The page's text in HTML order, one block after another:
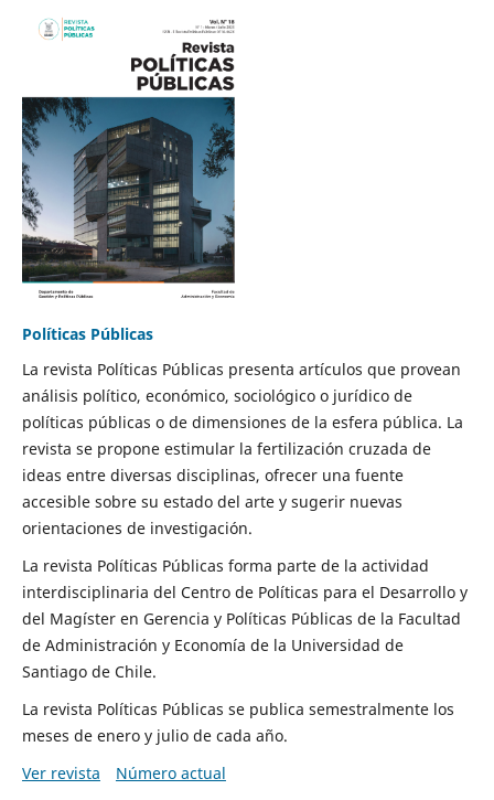
Políticas Públicas
La revista Políticas Públicas presenta artículos que provean
análisis político, económico, sociológico o jurídico de
políticas públicas o de dimensiones de la esfera pública. La
revista se propone estimular la fertilización cruzada de
ideas entre diversas disciplinas, ofrecer una fuente
accesible sobre su estado del arte y sugerir nuevas
orientaciones de investigación.
La revista Políticas Públicas forma parte de la actividad
interdisciplinaria del Centro de Políticas para el Desarrollo y
del Magíster en Gerencia y Políticas Públicas de la Facultad
de Administración y Economía de la Universidad de
Santiago de Chile.
La revista Políticas Públicas se publica semestralmente los
meses de enero y julio de cada año.
Ver revista
Número actual